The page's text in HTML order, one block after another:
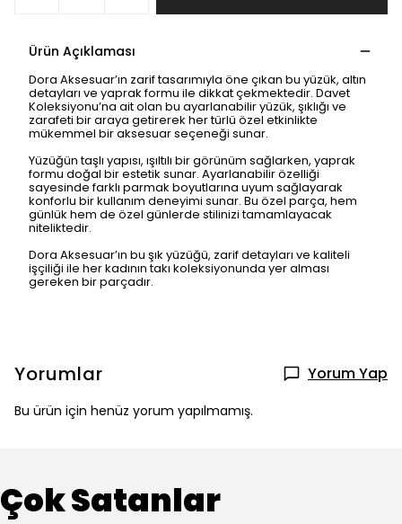
Ürün Açıklaması
Dora Aksesuar’ın zarif tasarımıyla öne çıkan bu yüzük, altın
detayları ve yaprak formu ile dikkat çekmektedir. Davet
Koleksiyonu’na ait olan bu ayarlanabilir yüzük, şıklığı ve
zarafeti bir araya getirerek her türlü özel etkinlikte
mükemmel bir aksesuar seçeneği sunar.
Yüzüğün taşlı yapısı, ışıltılı bir görünüm sağlarken, yaprak
formu doğal bir estetik sunar. Ayarlanabilir özelliği
sayesinde farklı parmak boyutlarına uyum sağlayarak
konforlu bir kullanım deneyimi sunar. Bu özel parça, hem
günlük hem de özel günlerde stilinizi tamamlayacak
niteliktedir.
Dora Aksesuar’ın bu şık yüzüğü, zarif detayları ve kaliteli
işçiliği ile her kadının takı koleksiyonunda yer alması
gereken bir parçadır.
Yorumlar Yorum Yap
Bu ürün için henüz yorum yapılmamış.
Çok Satanlar